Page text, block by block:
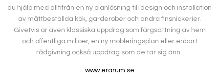
du hjälp med alltifrån en ny planlösning till design och installation
av måttbeställda kök, garderober och andra finsnickerier.
Givetvis är även klassiska uppdrag som färgsättning av hem
och offentliga miljöer, en ny möbleringsplan eller enbart
rådgivning också uppdrag som de tar sig ann.
www.erarum.se